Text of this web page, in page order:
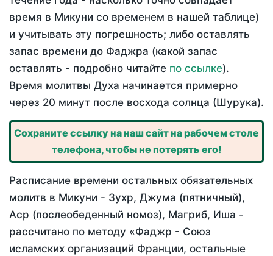
время в Микуни со временем в нашей таблице)
и учитывать эту погрешность; либо оставлять
запас времени до Фаджра (какой запас
оставлять - подробно читайте по ссылке).
Время молитвы Духа начинается примерно
через 20 минут после восхода солнца (Шурука).
Сохраните ссылку на наш сайт на рабочем столе
телефона, чтобы не потерять его!
Расписание времени остальных обязательных
молитв в Микуни - Зухр, Джума (пятничный),
Аср (послеобеденный номоз), Магриб, Иша -
рассчитано по методу «Фаджр - Союз
исламских организаций Франции, остальные